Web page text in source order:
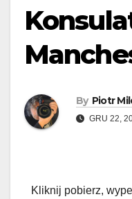
By Piotr
GRU 22,
Kliknij pobierz,